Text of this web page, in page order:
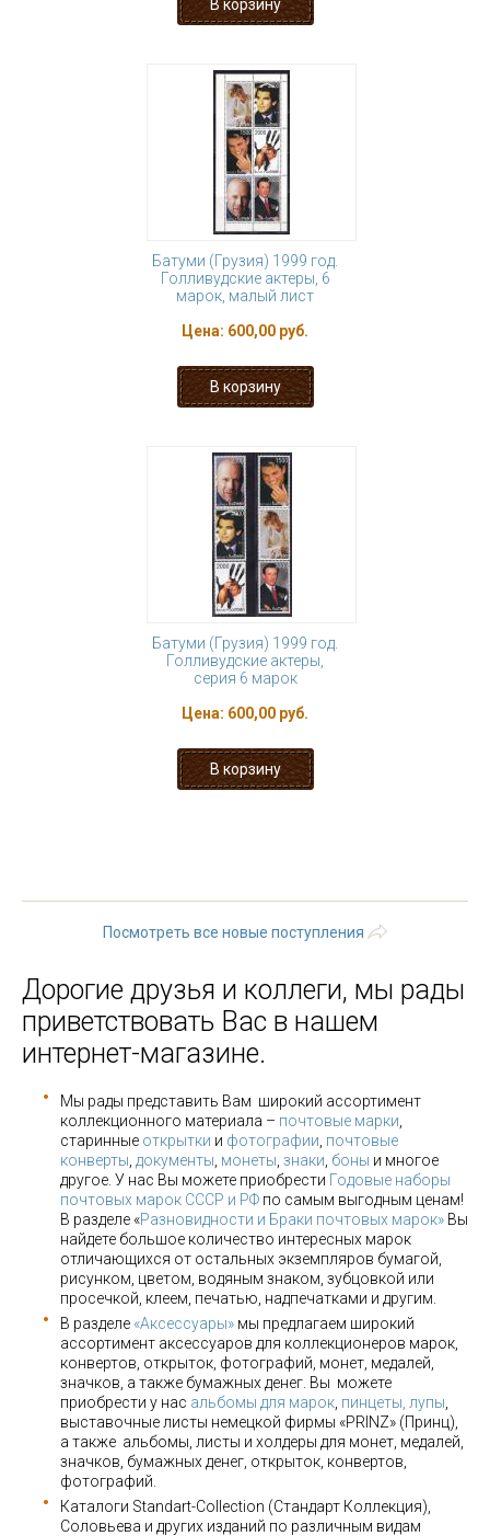
Батуми (Грузия) 1999 год.
Голливудские актеры, 6
марок, малый лист
Цена: 600,00 руб.
Батуми (Грузия) 1999 год.
Голливудские актеры,
серия 6 марок
Цена: 600,00 руб.
Посмотреть все новые поступления
Дорогие друзья и коллеги, мы рады
приветствовать Вас в нашем
интернет-магазине.
Мы рады представить Вам широкий ассортимент
коллекционного материала – почтовые марки
старинные открытки и фотографии почтовые
конверты документы монеты знаки боны и многое
другое. У нас Вы можете приобрести Годовые наборы
почтовых марок СССР и РФ по самым выгодным ценам!
В разделе «Разновидности и Браки почтовых марок» Вы
найдете большое количество интересных марок
отличающихся от остальных экземпляров бумагой,
рисунком, цветом, водяным знаком, зубцовкой или
просечкой, клеем, печатью, надпечатками и другим.
В разделе «Аксессуары» мы предлагаем широкий
ассортимент аксессуаров для коллекционеров марок,
конвертов, открыток, фотографий, монет, медалей,
значков, а также бумажных денег. Вы можете
приобрести у нас альбомы для марок пинцеты, лупы
выставочные листы немецкой фирмы «PRINZ» (Принц),
а также альбомы, листы и холдеры для монет, медалей,
значков, бумажных денег, открыток, конвертов,
фотографий.
Каталоги Standart-Collection (Стандарт Коллекция),
Соловьева и других изданий по различным видам